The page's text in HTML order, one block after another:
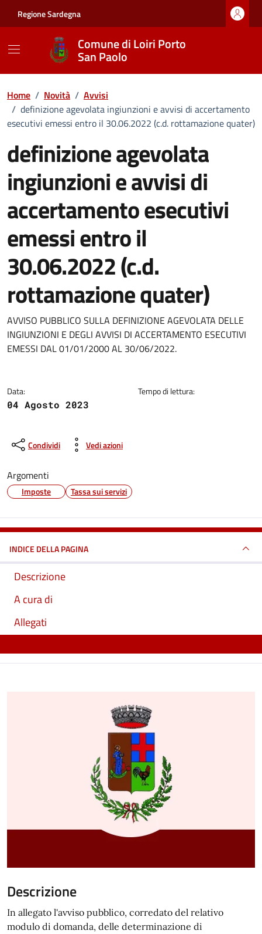
Regione Sardegna
Comune di Loiri Porto
San Paolo
Home / Novità / Avvisi
/ definizione agevolata ingiunzioni e avvisi di accertamento
esecutivi emessi entro il 30.06.2022 (c.d. rottamazione quater)
definizione agevolata
ingiunzioni e avvisi di
accertamento esecutivi
emessi entro il
30.06.2022 (c.d.
rottamazione quater)
Dettagli della notizia
AVVISO PUBBLICO SULLA DEFINIZIONE AGEVOLATA DELLE
INGIUNZIONI E DEGLI AVVISI DI ACCERTAMENTO ESECUTIVI
EMESSI DAL 01/01/2000 AL 30/06/2022.
Data:
04 Agosto 2023
Tempo di lettura:
Condividi Vedi azioni
Argomenti
Imposte Tassa sui servizi
INDICE DELLA PAGINA
Descrizione
A cura di
Allegati
Descrizione
In allegato l'avviso pubblico, corredato del relativo
modulo di domanda, delle determinazione di